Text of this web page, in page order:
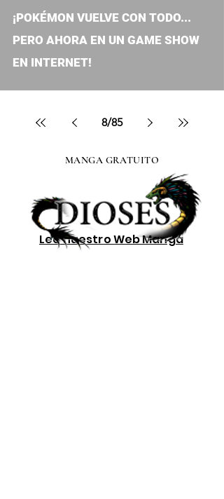
¡POKÉMON VUELVE CON TODO...
PERO AHORA EN UN GAME SHOW
EN INTERNET!
8/85
Lee nuestroWeb Manga
MANGA GRATUITO